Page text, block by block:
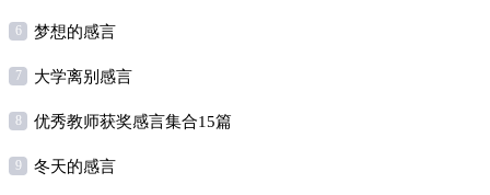
6 梦想的感言
7 大学离别感言
8 优秀教师获奖感言集合15篇
9 冬天的感言